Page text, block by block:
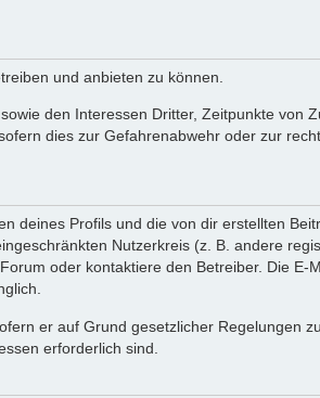
und anbieten zu können.
den Interessen Dritter, Zeitpunkte von
dies zur Gefahrenabwehr oder zur
deines Profils und die von dir erstellten
Nutzerkreis (z. B. andere
oder kontaktiere den Betreiber. Die E-
er auf Grund gesetzlicher Regelungen
erforderlich sind.